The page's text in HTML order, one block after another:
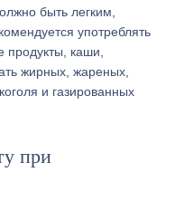
быть легким,
употреблять
каши,
жирных, жареных,
и газированных
при